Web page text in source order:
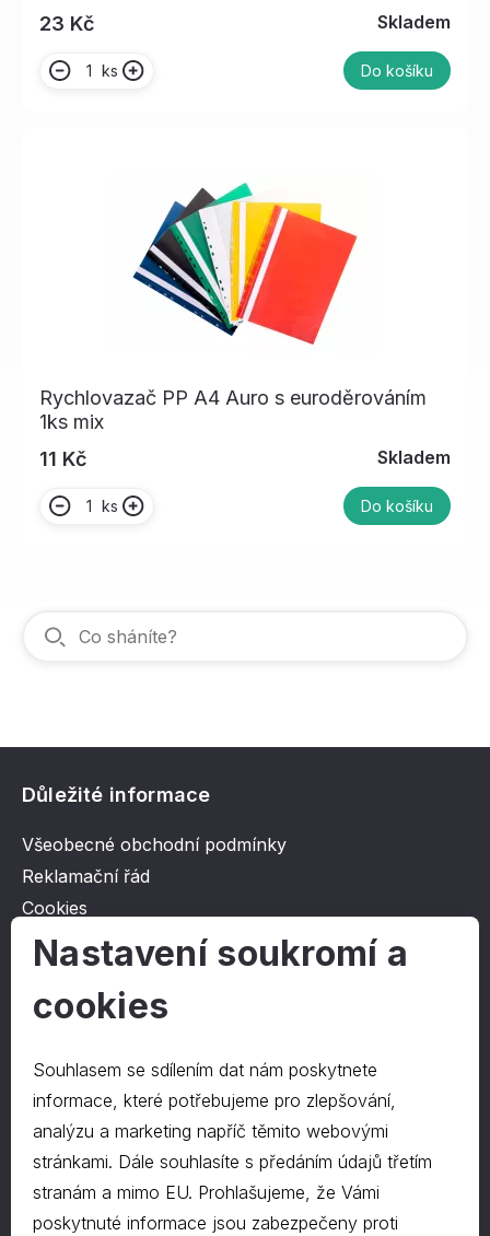
23 Kč
Skladem
ks Do košíku
Rychlovazač PP A4 Auro s euroděrováním
1ks mix
11 Kč
Skladem
ks Do košíku
Důležité informace
Všeobecné obchodní podmínky
Reklamační řád
Cookies
Ochrana osobních údajů
O společnosti
Kontakt
O nás
Kontakty
577 222 666
Nastavení soukromí a
cookies
Souhlasem se sdílením dat nám poskytnete
informace, které potřebujeme pro zlepšování,
analýzu a marketing napříč těmito webovými
stránkami. Dále souhlasíte s předáním údajů třetím
stranám a mimo EU. Prohlašujeme, že Vámi
poskytnuté informace jsou zabezpečeny proti